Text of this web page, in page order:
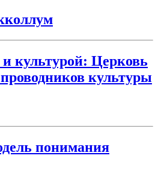
культурой: Церковь
культуры
понимания